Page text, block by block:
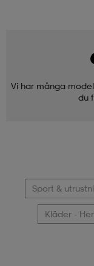
Vi har många
du
Sport &
Kläder -